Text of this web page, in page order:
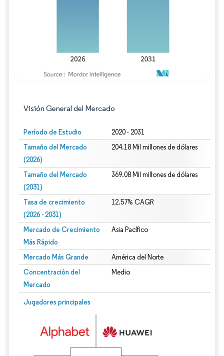
Visión General del Mercado
Período de Estudio 2020 - 2031
Tamaño del Mercado
(2026)
204.18 Mil millones de dólares
Tamaño del Mercado
(2031)
369.08 Mil millones de dólares
Tasa de crecimiento
(2026 - 2031)
12.57% CAGR
Mercado de Crecimiento
Más Rápido
Asia Pacífico
Mercado Más Grande América del Norte
Concentración del
Mercado
Medio
Jugadores principales
Imagen © Mordor Intelligence. El uso requiere atribución según CC BY 4.0.